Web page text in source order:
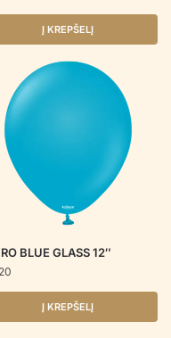
Į KREPŠELĮ
BLUE GLASS 12″
Į KREPŠELĮ